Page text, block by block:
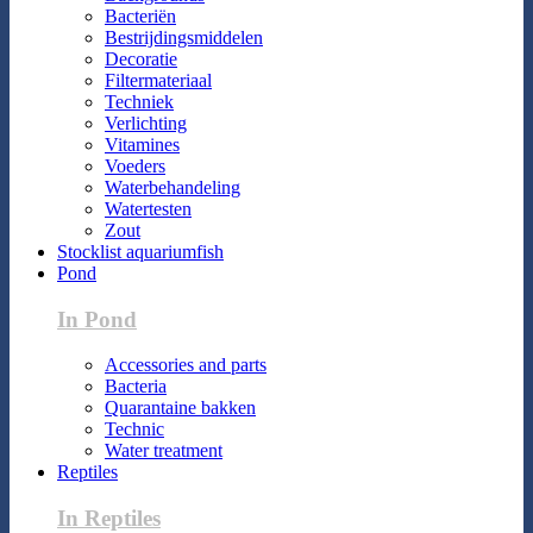
Bacteriën
Bestrijdingsmiddelen
Decoratie
Filtermateriaal
Techniek
Verlichting
Vitamines
Voeders
Waterbehandeling
Watertesten
Zout
Stocklist aquariumfish
Pond
In Pond
Accessories and parts
Bacteria
Quarantaine bakken
Technic
Water treatment
Reptiles
In Reptiles